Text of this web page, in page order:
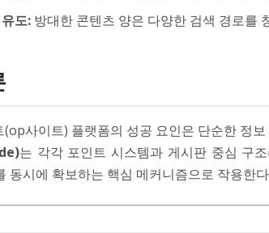
도: 방대한 콘텐츠 양은 다양한 검색 경로를
(op사이트) 플랫폼의 성공 요인은 단순한 정
는 각각 포인트 시스템과 게시판 중심 구
동시에 확보하는 핵심 메커니즘으로 작용한